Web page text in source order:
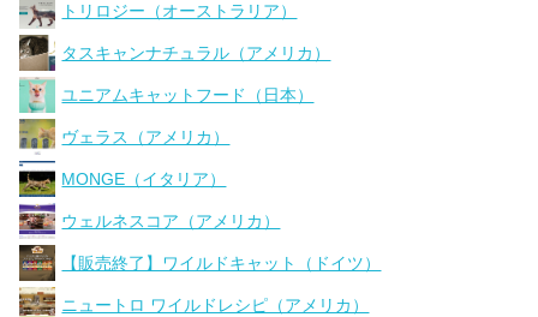
トリロジー（オーストラリア）
タスキャンナチュラル（アメリカ）
ユニアムキャットフード（日本）
ヴェラス（アメリカ）
MONGE（イタリア）
ウェルネスコア（アメリカ）
【販売終了】ワイルドキャット（ドイツ）
ニュートロ ワイルドレシピ（アメリカ）